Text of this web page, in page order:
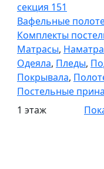
секция 151
Вафельные
Комплекты
Матрасы,
Одеяла, Пледы,
Покрывала,
Постельные
1 этаж